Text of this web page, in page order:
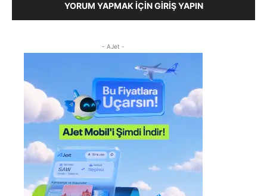
YORUM YAPMAK İÇIN GIRIŞ YAPIN
- AJet -